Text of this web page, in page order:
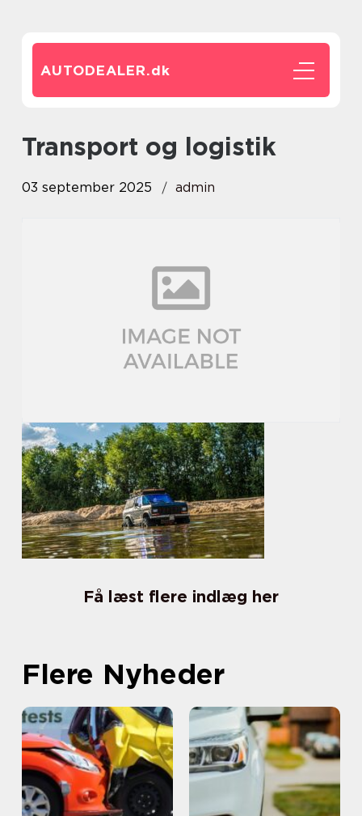
AUTODEALER.dk
Transport og logistik
03 september 2025 admin
Få læst flere indlæg her
Flere Nyheder